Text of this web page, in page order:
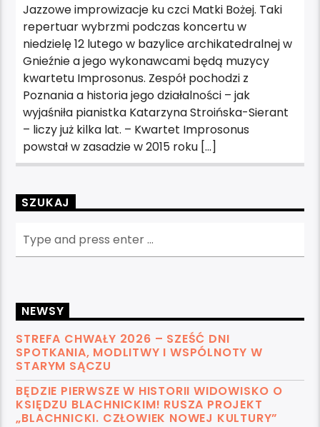
Jazzowe improwizacje ku czci Matki Bożej. Taki
repertuar wybrzmi podczas koncertu w
niedzielę 12 lutego w bazylice archikatedralnej w
Gnieźnie a jego wykonawcami będą muzycy
kwartetu Improsonus. Zespół pochodzi z
Poznania a historia jego działalności – jak
wyjaśniła pianistka Katarzyna Stroińska-Sierant
– liczy już kilka lat. – Kwartet Improsonus
powstał w zasadzie w 2015 roku […]
SZUKAJ
NEWSY
STREFA CHWAŁY 2026 – SZEŚĆ DNI
SPOTKANIA, MODLITWY I WSPÓLNOTY W
STARYM SĄCZU
BĘDZIE PIERWSZE W HISTORII WIDOWISKO O
KSIĘDZU BLACHNICKIM! RUSZA PROJEKT
„BLACHNICKI. CZŁOWIEK NOWEJ KULTURY”